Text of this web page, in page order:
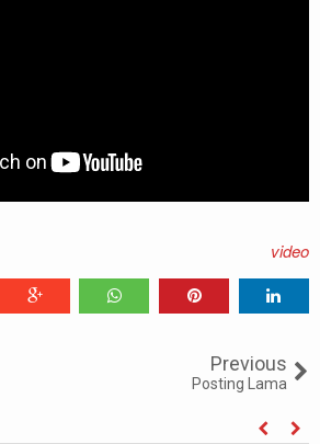
video
Previous
Posting Lama